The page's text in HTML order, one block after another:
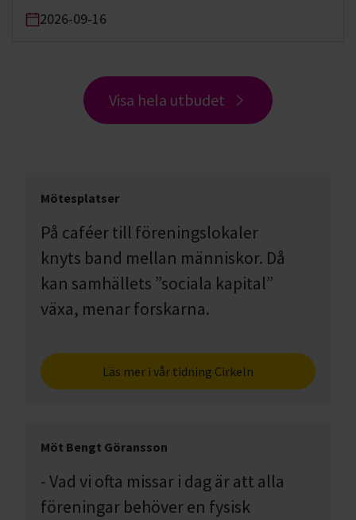
2026-09-16
Visa hela utbudet
Mötesplatser
På caféer till föreningslokaler
knyts band mellan människor. Då
kan samhällets ”sociala kapital”
växa, menar forskarna.
Läs mer i vår tidning Cirkeln
Möt Bengt Göransson
- Vad vi ofta missar i dag är att alla
föreningar behöver en fysisk